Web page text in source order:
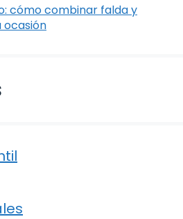
cómo combinar falda y